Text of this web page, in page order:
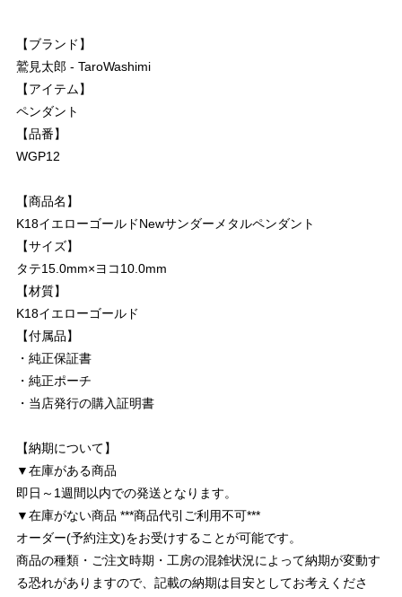
【ブランド】
鷲見太郎 - TaroWashimi
【アイテム】
ペンダント
【品番】
WGP12
【商品名】
K18イエローゴールドNewサンダーメタルペンダント
【サイズ】
タテ15.0mm×ヨコ10.0mm
【材質】
K18イエローゴールド
【付属品】
・純正保証書
・純正ポーチ
・当店発行の購入証明書
【納期について】
▼在庫がある商品
即日～1週間以内での発送となります。
▼在庫がない商品 ***商品代引ご利用不可***
オーダー(予約注文)をお受けすることが可能です。
商品の種類・ご注文時期・工房の混雑状況によって納期が変動す
る恐れがありますので、記載の納期は目安としてお考えくださ